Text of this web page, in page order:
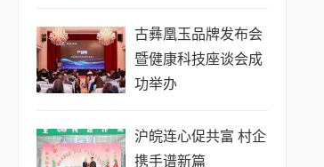
古彝凰玉品牌发布会
暨健康科技座谈会成
功举办
沪皖连心促共富 村企
携手谱新篇